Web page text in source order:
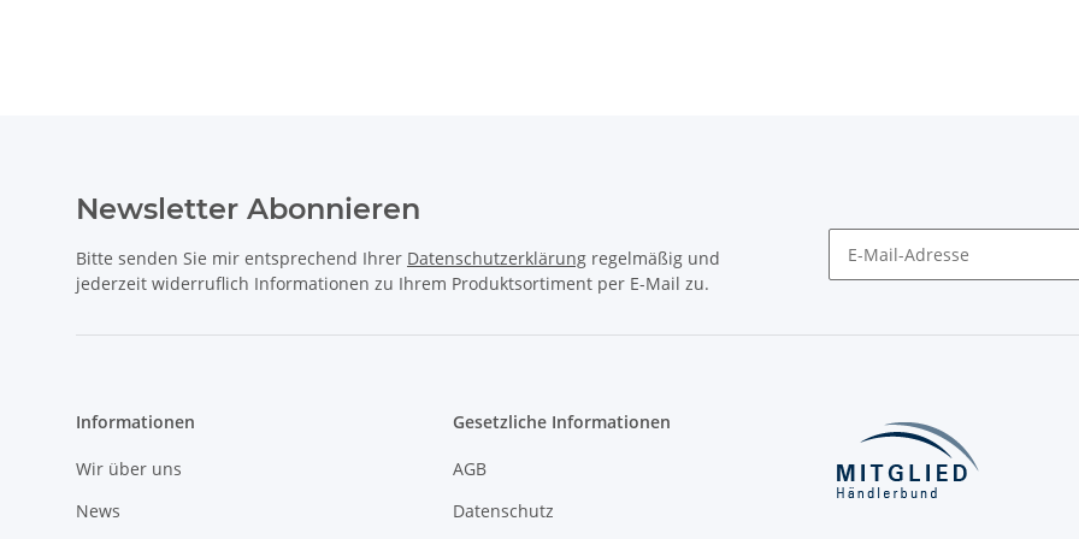
Newsletter Abonnieren
Bitte senden Sie mir entsprechend Ihrer Datenschutzerklärung regelmäßig und
jederzeit widerruflich Informationen zu Ihrem Produktsortiment per E-Mail zu.
Informationen
Wir über uns
News
Gesetzliche Informationen
AGB
Datenschutz